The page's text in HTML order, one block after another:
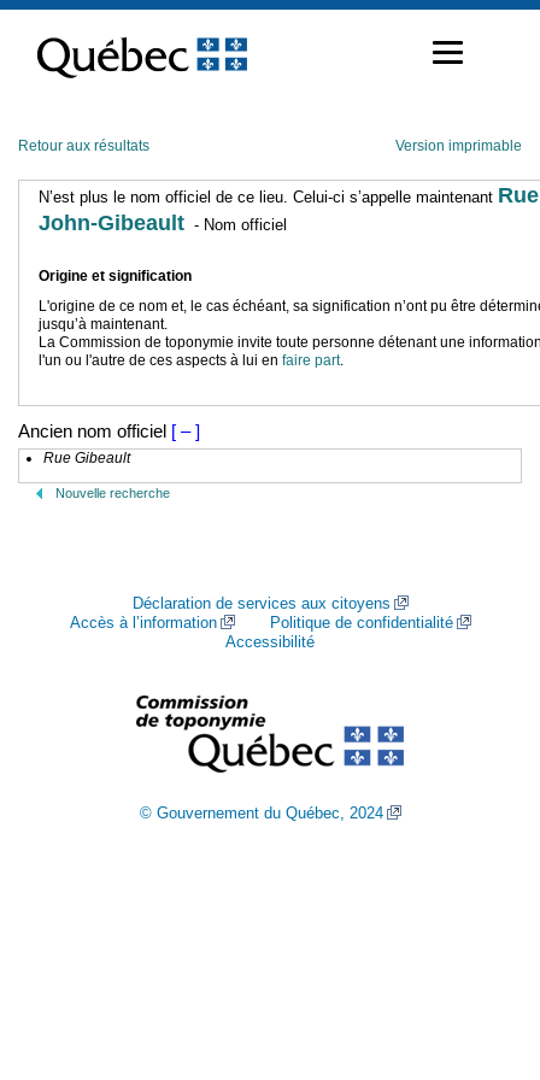
contenu
Retour aux résultats Version imprimable
N’est plus le nom officiel de ce lieu. Celui-ci s’appelle maintenant Rue
John-Gibeault - Nom officiel
Origine et signification
L'origine de ce nom et, le cas échéant, sa signification n’ont pu être
jusqu’à maintenant.
La Commission de toponymie invite toute personne détenant une
l'un ou l'autre de ces aspects à lui en faire part.
Ancien nom officiel [ – ]
Rue Gibeault
Nouvelle recherche
Déclaration de services aux citoyens
Accès à l’information
Politique de confidentialité
Accessibilité
© Gouvernement du Québec, 2024